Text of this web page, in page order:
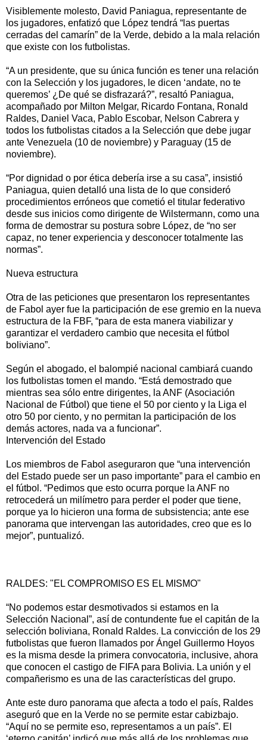
Visiblemente molesto, David Paniagua, representante de
los jugadores, enfatizó que López tendrá “las puertas
cerradas del camarín” de la Verde, debido a la mala relación
que existe con los futbolistas.
“A un presidente, que su única función es tener una relación
con la Selección y los jugadores, le dicen ‘andate, no te
queremos’ ¿De qué se disfrazará?”, resaltó Paniagua,
acompañado por Milton Melgar, Ricardo Fontana, Ronald
Raldes, Daniel Vaca, Pablo Escobar, Nelson Cabrera y
todos los futbolistas citados a la Selección que debe jugar
ante Venezuela (10 de noviembre) y Paraguay (15 de
noviembre).
“Por dignidad o por ética debería irse a su casa”, insistió
Paniagua, quien detalló una lista de lo que consideró
procedimientos erróneos que cometió el titular federativo
desde sus inicios como dirigente de Wilstermann, como una
forma de demostrar su postura sobre López, de “no ser
capaz, no tener experiencia y desconocer totalmente las
normas”.
Nueva estructura
Otra de las peticiones que presentaron los representantes
de Fabol ayer fue la participación de ese gremio en la nueva
estructura de la FBF, “para de esta manera viabilizar y
garantizar el verdadero cambio que necesita el fútbol
boliviano”.
Según el abogado, el balompié nacional cambiará cuando
los futbolistas tomen el mando. “Está demostrado que
mientras sea sólo entre dirigentes, la ANF (Asociación
Nacional de Fútbol) que tiene el 50 por ciento y la Liga el
otro 50 por ciento, y no permitan la participación de los
demás actores, nada va a funcionar”.
Intervención del Estado
Los miembros de Fabol aseguraron que “una intervención
del Estado puede ser un paso importante” para el cambio en
el fútbol. “Pedimos que esto ocurra porque la ANF no
retrocederá un milímetro para perder el poder que tiene,
porque ya lo hicieron una forma de subsistencia; ante ese
panorama que intervengan las autoridades, creo que es lo
mejor”, puntualizó.
RALDES: "EL COMPROMISO ES EL MISMO"
“No podemos estar desmotivados si estamos en la
Selección Nacional”, así de contundente fue el capitán de la
selección boliviana, Ronald Raldes. La convicción de los 29
futbolistas que fueron llamados por Ángel Guillermo Hoyos
es la misma desde la primera convocatoria, inclusive, ahora
que conocen el castigo de FIFA para Bolivia. La unión y el
compañerismo es una de las características del grupo.
Ante este duro panorama que afecta a todo el país, Raldes
aseguró que en la Verde no se permite estar cabizbajo.
“Aquí no se permite eso, representamos a un país”. El